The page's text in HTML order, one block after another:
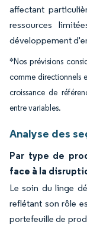
affectant
ressources
développement
*Nos prévisions
comme directionnels
croissance de
entre variables.
Analyse des
Par type de
face à la
Le soin du linge
reflétant son rôle
portefeuille de